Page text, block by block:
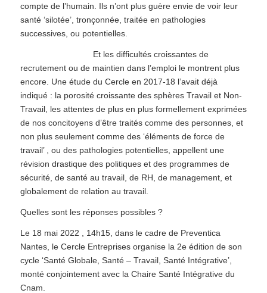
compte de l’humain. Ils n’ont plus guère envie de voir leur
santé ‘silotée’, tronçonnée, traitée en pathologies
successives, ou potentielles.
Et les difficultés croissantes de
recrutement ou de maintien dans l’emploi le montrent plus
encore. Une étude du Cercle en 2017-18 l’avait déjà
indiqué : la porosité croissante des sphères Travail et Non-
Travail, les attentes de plus en plus formellement exprimées
de nos concitoyens d’être traités comme des personnes, et
non plus seulement comme des ‘éléments de force de
travail’ , ou des pathologies potentielles, appellent une
révision drastique des politiques et des programmes de
sécurité, de santé au travail, de RH, de management, et
globalement de relation au travail.
Quelles sont les réponses possibles ?
Le 18 mai 2022 , 14h15, dans le cadre de Preventica
Nantes, le Cercle Entreprises organise la 2e édition de son
cycle ‘Santé Globale, Santé – Travail, Santé Intégrative’,
monté conjointement avec la Chaire Santé Intégrative du
Cnam.